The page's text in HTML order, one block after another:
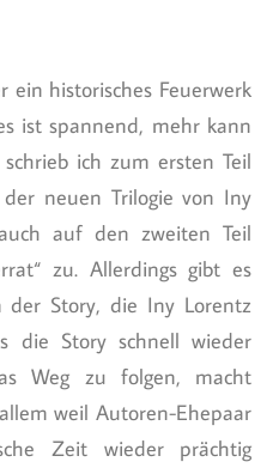
historisches Feuerwerk
ist spannend, mehr kann
ich zum ersten Teil
der neuen Trilogie von Iny
auf den zweiten Teil
zu. Allerdings gibt es
der Story, die Iny Lorentz
die Story schnell wieder
Weg zu folgen, macht
weil Autoren-Ehepaar
Zeit wieder prächtig